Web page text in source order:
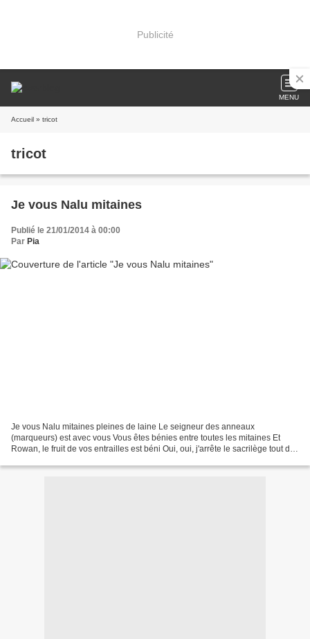
Publicité
MENU
Accueil » tricot
tricot
Je vous Nalu mitaines
Publié le 21/01/2014 à 00:00
Par Pia
Je vous Nalu mitaines pleines de laine Le seigneur des anneaux
(marqueurs) est avec vous Vous êtes bénies entre toutes les mitaines Et
Rowan, le fruit de vos entrailles est béni Oui, oui, j'arrête le sacrilège tout de